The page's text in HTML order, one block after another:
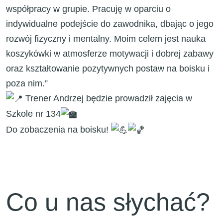
współpracy w grupie. Pracuję w oparciu o
indywidualne podejście do zawodnika, dbając o jego
rozwój fizyczny i mentalny. Moim celem jest nauka
koszykówki w atmosferze motywacji i dobrej zabawy
oraz kształtowanie pozytywnych postaw na boisku i
poza nim.”
Trener Andrzej będzie prowadził zajęcia w
Szkole nr 134
​Do zobaczenia na boisku!
Co u nas słychać?